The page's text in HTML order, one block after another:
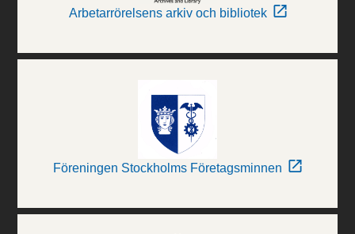
Arbetarrörelsens arkiv och bibliotek
Föreningen Stockholms Företagsminnen